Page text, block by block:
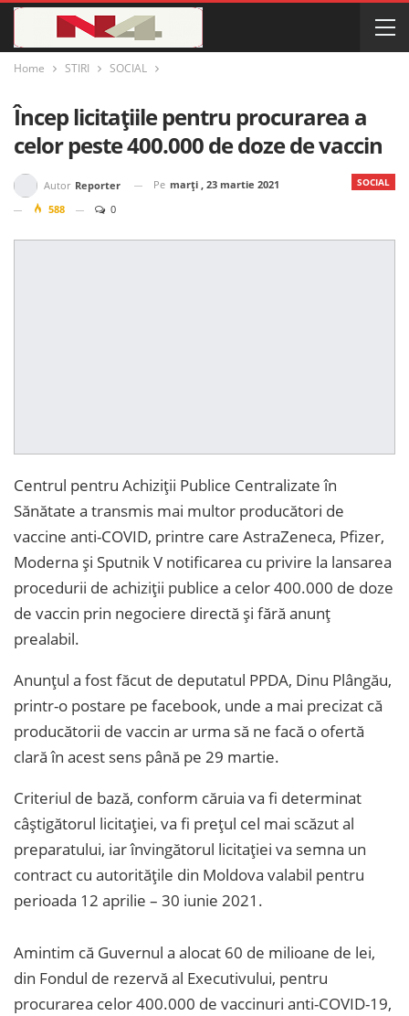
Home STIRI SOCIAL
Încep licitațiile pentru procurarea a
celor peste 400.000 de doze de vaccin
SOCIAL
Autor Reporter Pe marți , 23 martie 2021
588
0
Centrul pentru Achiziții Publice Centralizate în
Sănătate a transmis mai multor producători de
vaccine anti-COVID, printre care AstraZeneca, Pfizer,
Moderna și Sputnik V notificarea cu privire la lansarea
procedurii de achiziții publice a celor 400.000 de doze
de vaccin prin negociere directă și fără anunț
prealabil.
Anunțul a fost făcut de deputatul PPDA, Dinu Plângău,
printr-o postare pe facebook, unde a mai precizat că
producătorii de vaccin ar urma să ne facă o ofertă
clară în acest sens până pe 29 martie.
Criteriul de bază, conform căruia va fi determinat
câștigătorul licitației, va fi prețul cel mai scăzut al
preparatului, iar învingătorul licitației va semna un
contract cu autoritățile din Moldova valabil pentru
perioada 12 aprilie – 30 iunie 2021.
Amintim că Guvernul a alocat 60 de milioane de lei,
din Fondul de rezervă al Executivului, pentru
procurarea celor 400.000 de vaccinuri anti-COVID-19,